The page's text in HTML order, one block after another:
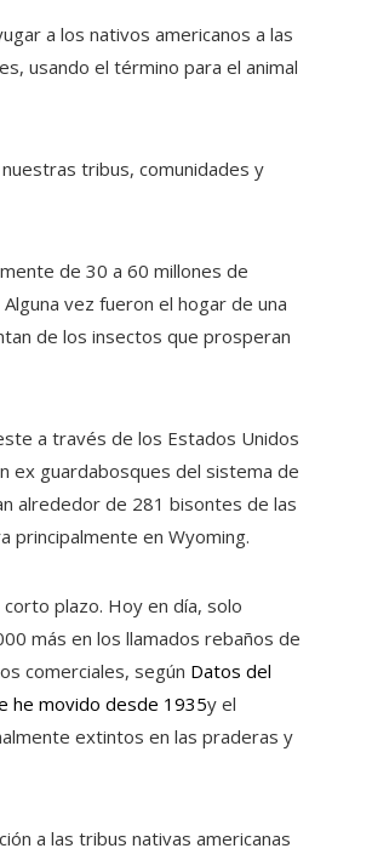
a los nativos americanos a las
usando el término para el animal
tribus, comunidades y
de 30 a 60 millones de
vez fueron el hogar de una
de los insectos que prosperan
a través de los Estados Unidos
ex guardabosques del sistema de
alrededor de 281 bisontes de las
principalmente en Wyoming.
plazo. Hoy en día, solo
más en los llamados rebaños de
comerciales, según Datos del
he movido desde 1935y el
extintos en las praderas y
a las tribus nativas americanas